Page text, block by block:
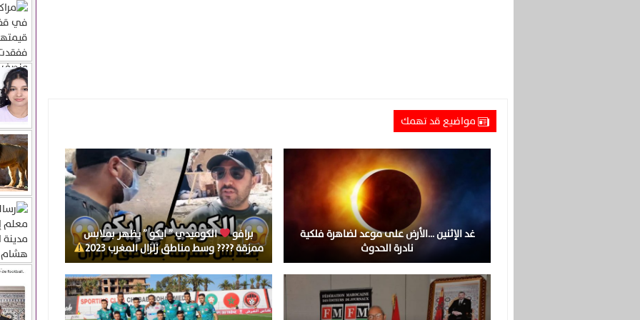
مواضيع قد تهمك
غد الإثنين …الأرض على موعد لضاهرة فلكية
نادرة الحدوث
برافو
الكوميدي ” ايكو ” يظهر بملابس
ممزقة ???? وسط مناطق زلزال المغرب 2023